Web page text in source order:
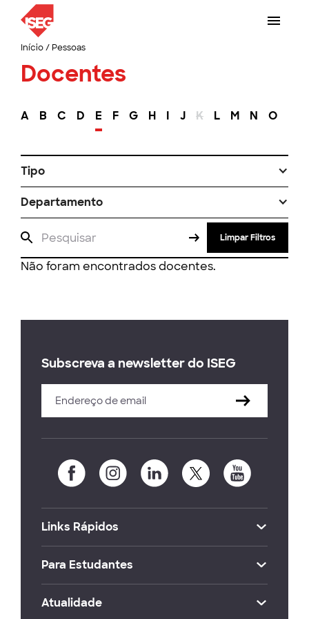
Início/ Pessoas
Docentes
A B C D E F G H I J K L M N O
Tipo
Departamento
Limpar Filtros
Não foram encontrados docentes.
Subscreva a newsletter do ISEG
Links Rápidos
Para Estudantes
Atualidade